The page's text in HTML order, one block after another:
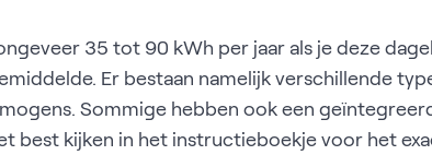
35 tot 90 kWh per jaar als je deze
Er bestaan namelijk verschillende
Sommige hebben ook een
best kijken in het instructieboekje voor het